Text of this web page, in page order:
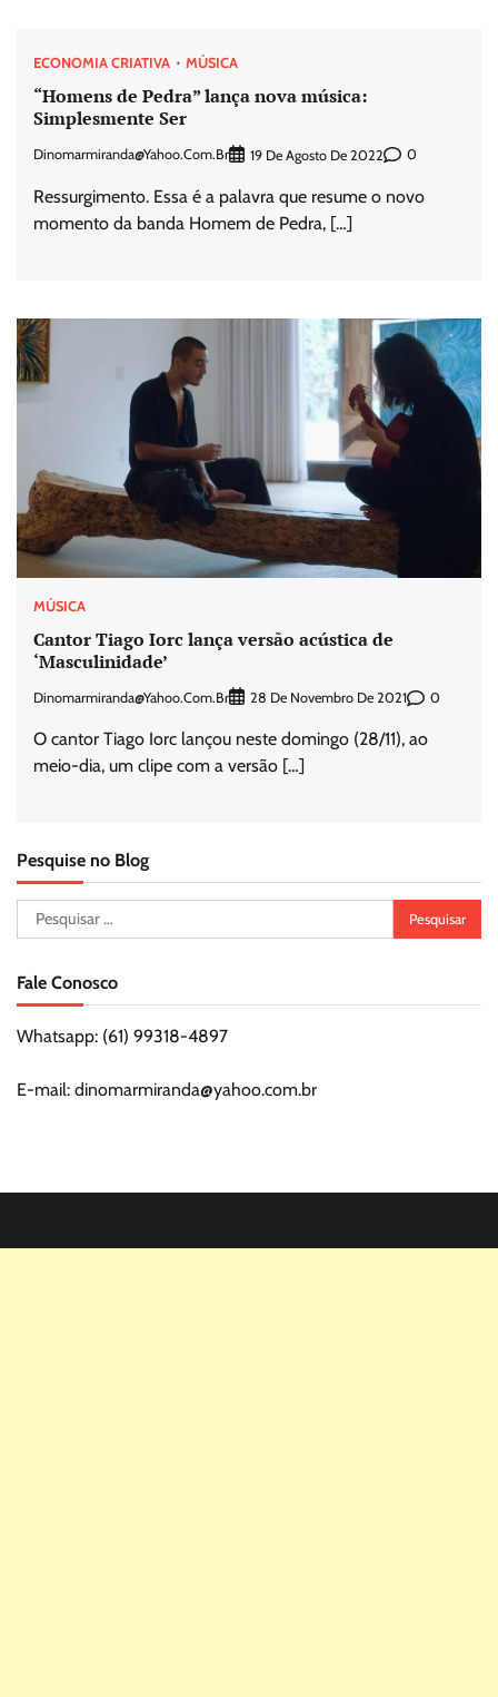
ECONOMIA CRIATIVA MÚSICA
“Homens de Pedra” lança nova música:
Simplesmente Ser
Dinomarmiranda@yahoo.com.br 19 De Agosto De 2022 0
Ressurgimento. Essa é a palavra que resume o novo
momento da banda Homem de Pedra, […]
MÚSICA
Cantor Tiago Iorc lança versão acústica de
‘Masculinidade’
Dinomarmiranda@yahoo.com.br 28 De Novembro De 2021 0
O cantor Tiago Iorc lançou neste domingo (28/11), ao
meio-dia, um clipe com a versão […]
Pesquise no Blog
Pesquisar
por:
Fale Conosco
Whatsapp: (61) 99318-4897
E-mail: dinomarmiranda@yahoo.com.br